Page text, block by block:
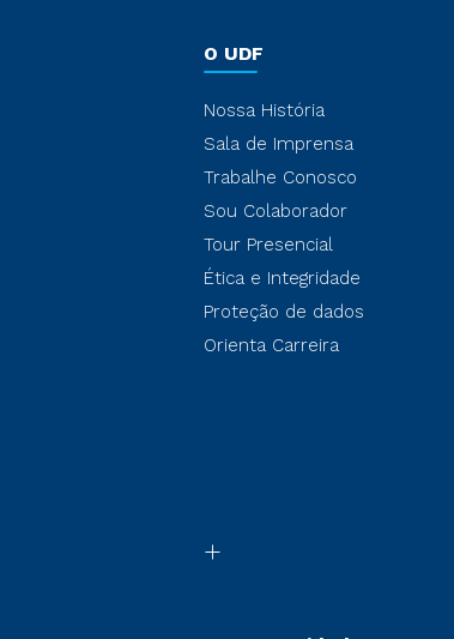
O UDF
Nossa História
Sala de Imprensa
Trabalhe Conosco
Sou Colaborador
Tour Presencial
Ética e Integridade
Proteção de dados
Orienta Carreira